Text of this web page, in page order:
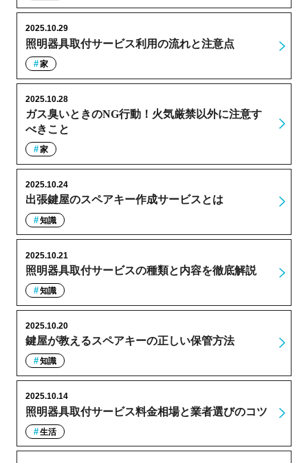
照明器具取付サービス利用の流れと注意点
2025.10.29
家
ガス臭いときのNG行動！火気厳禁以外に注意す
べきこと
2025.10.28
家
出張鍵屋のスペアキー作成サービスとは
2025.10.24
知識
照明器具取付サービスの種類と内容を徹底解説
2025.10.21
知識
鍵屋が教えるスペアキーの正しい保管方法
2025.10.20
知識
照明器具取付サービス料金相場と業者選びのコツ
2025.10.14
生活